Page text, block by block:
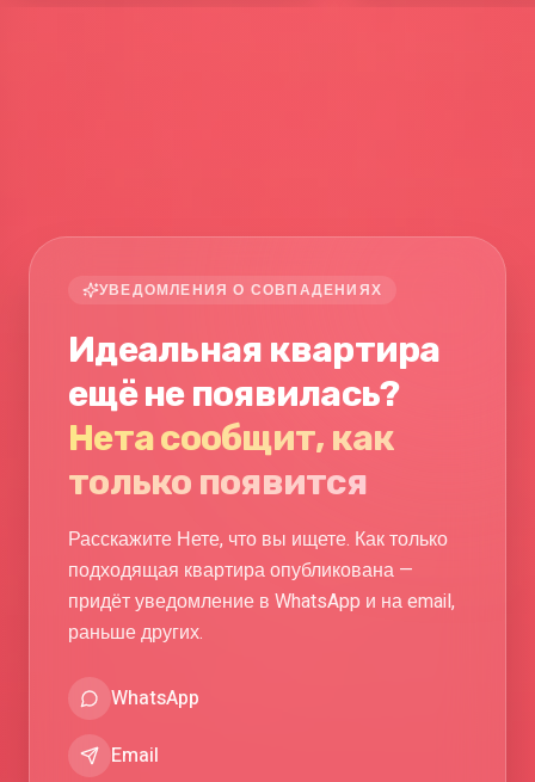
УВЕДОМЛЕНИЯ О СОВПАДЕНИЯХ
Идеальная квартира
ещё не появилась?
Нета сообщит, как
только появится
Расскажите Нете, что вы ищете. Как только
подходящая квартира опубликована —
придёт уведомление в WhatsApp и на email,
раньше других.
WhatsApp
Email